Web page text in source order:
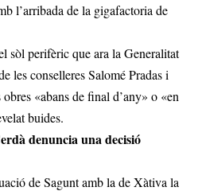
l’arribada de la gigafactoria de
sòl perifèric que ara la Generalitat
les conselleres Salomé Pradas i
«abans de final d’any» o «en
buides.
denuncia una decisió
de Sagunt amb la de Xàtiva la